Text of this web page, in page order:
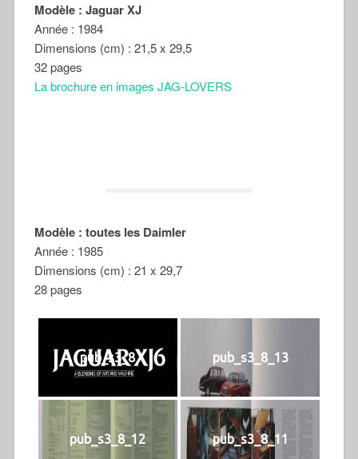
Modèle : Jaguar XJ
Année : 1984
Dimensions (cm) : 21,5 x 29,5
32 pages
La brochure en images JAG-LOVERS
Modèle : toutes les Daimler
Année : 1985
Dimensions (cm) : 21 x 29,7
28 pages
pub_s3_8 pub_s3_8_13
pub_s3_8_12 pub_s3_8_11